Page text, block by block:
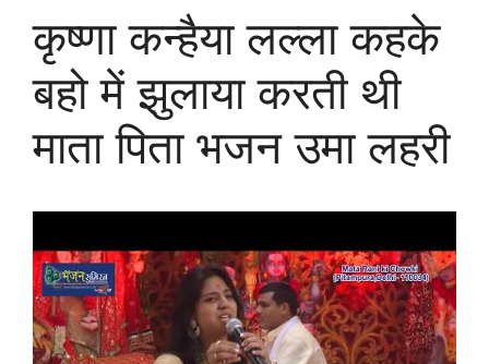
कृष्णा कन्हैया लल्ला कहके
बहो में झुलाया करती थी
माता पिता भजन उमा लहरी